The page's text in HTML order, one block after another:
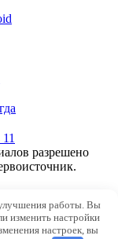
разрешено
работы. Вы
изменить настройки
настроек, вы